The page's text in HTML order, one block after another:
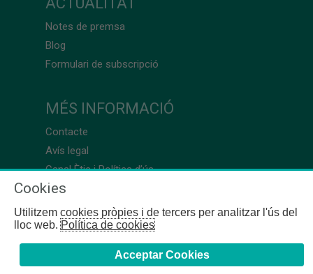
Notes de premsa
Blog
Formulari de subscripció
MÉS INFORMACIÓ
Contacte
Avís legal
Canal Ètic i Política d’ús
Cookies
Utilitzem cookies pròpies i de tercers per analitzar l'ús del
lloc web.Política de cookies
Acceptar Cookies